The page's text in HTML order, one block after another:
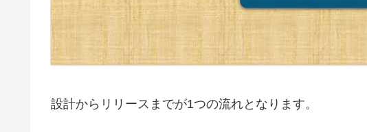
設計からリリースまでが1つの流れとなります。